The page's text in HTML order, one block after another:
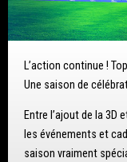
L’action continue !
Une saison de
Entre l’ajout de la 3D
les événements et
saison vraiment